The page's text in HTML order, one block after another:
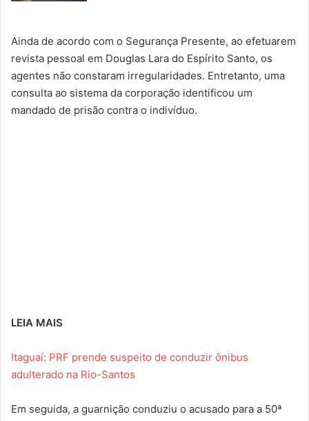
Ainda de acordo com o Segurança Presente, ao efetuarem
revista pessoal em Douglas Lara do Espírito Santo, os
agentes não constaram irregularidades. Entretanto, uma
consulta ao sistema da corporação identificou um
mandado de prisão contra o indivíduo.
LEIA MAIS
Itaguaí: PRF prende suspeito de conduzir ônibus
adulterado na Rio-Santos
Em seguida, a guarnição conduziu o acusado para a 50ª